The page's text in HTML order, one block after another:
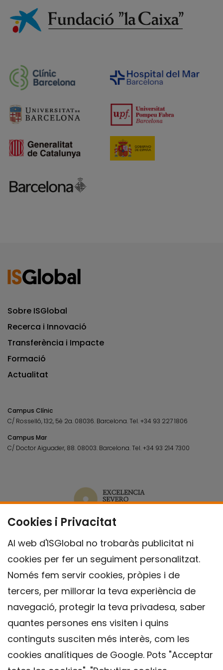
Cookies i Privacitat
Al web d'ISGlobal no trobaràs publicitat ni
cookies per fer un seguiment personalitzat.
Només fem servir cookies, pròpies i de
tercers, per millorar la teva experiència de
navegació, protegir la teva privadesa, saber
quantes persones ens visiten i quins
continguts susciten més interès, com les
cookies analítiques de Google. Pots "Acceptar
Sobre ISGlobal
Recerca i Innovació
Transferència i Impacte
Formació
Actualitat
Campus Clínic
C/ Rosselló, 132, 5è 2a. 08036. Barcelona.Tel.+34 93 227 1806
Campus Mar
C/ Doctor Aiguader, 88. 08003. Barcelona.Tel.+34 93 214 7300